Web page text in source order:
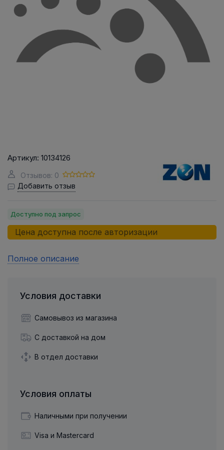
Артикул: 10134126
Отзывов: 0
Добавить отзыв
Доступно под запрос
Цена доступна после авторизации
Полное описание
Условия доставки
Самовывоз из магазина
С доставкой на дом
В отдел доставки
Условия оплаты
Наличными при получении
Visa и Mastercard